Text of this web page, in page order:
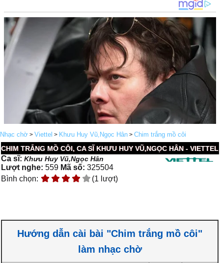
Nhạc chờ > Viettel > Khưu Huy Vũ,Ngọc Hân > Chim trắng mồ côi
CHIM TRẮNG MỒ CÔI, CA SĨ KHƯU HUY VŨ,NGỌC HÂN - VIETTEL
Ca sĩ:Khưu Huy Vũ,Ngọc Hân
Lượt nghe: 559 Mã số: 325504
Bình chọn:
(1 lượt)
Hướng dẫn cài bài "Chim trắng mồ côi"
làm nhạc chờ